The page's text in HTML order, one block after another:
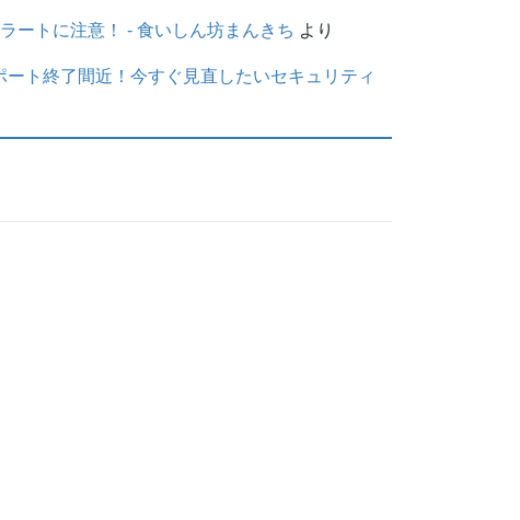
ートに注意！ - 食いしん坊まんきち より
ート終了間近！今すぐ見直したいセキュリティ